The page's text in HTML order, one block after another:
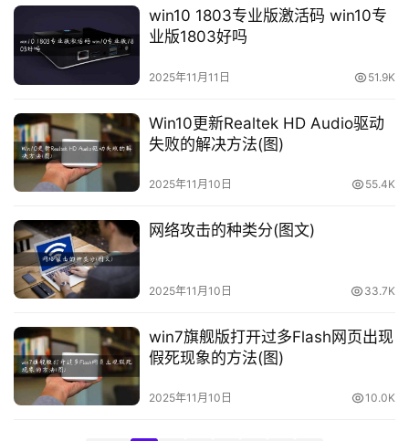
L
I
N
普
联
）
t
p
l
o
g
i
n
.
c
win10 1803专业版激活码 win10专
业版1803好吗
2025年11月11日 51.9K
Win10更新Realtek HD Audio驱动
失败的解决方法(图)
2025年11月10日 55.4K
网络攻击的种类分(图文)
2025年11月10日 33.7K
win7旗舰版打开过多Flash网页出现
假死现象的方法(图)
2025年11月10日 10.0K